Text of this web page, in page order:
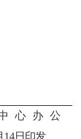
心办公
14日印发